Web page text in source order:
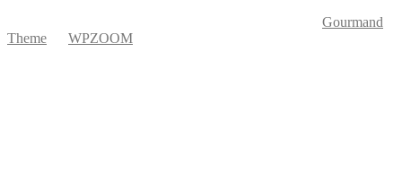
Gourmand
Theme
WPZOOM